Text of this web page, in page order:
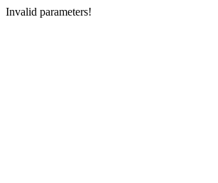
Invalid parameters!